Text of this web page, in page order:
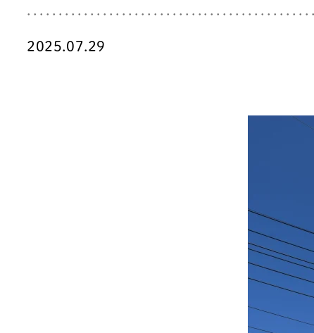
2025.07.29